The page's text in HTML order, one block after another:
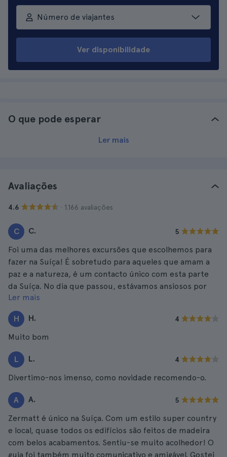
Número de viajantes
Ver disponibilidade
O que pode esperar
Ler mais
Avaliações
4.6 · 1.166 avaliações
C C. 5
Foi uma das melhores excursões que escolhemos para
fazer na Suíça! É sobretudo para aqueles que amam a
paz e a natureza, é um contacto único com esta parte
da Suíça. No dia que passou, estávamos ansiosos por
ficar com a minha família. Todo o serviço foi óptimo.
Ler mais
H H. 4
Muito bom
L L. 4
Divertimo-nos imenso, como novidade recomendo-o.
A A. 5
Zermatt é único na Suíça. Com um estilo super country
e local, quase todos os edifícios são feitos de madeira
com belos acabamentos. Sentiu-se muito acolhedor! O
guia foi também muito comunicativo e amigável. Gostei